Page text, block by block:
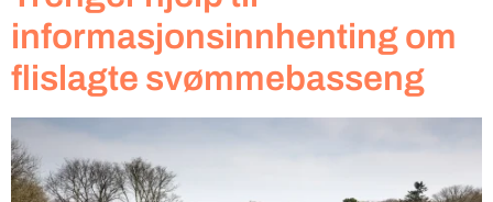
informasjonsinnhenting om
flislagte svømmebasseng